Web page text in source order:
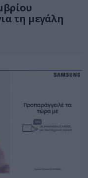
τη μεγάλη